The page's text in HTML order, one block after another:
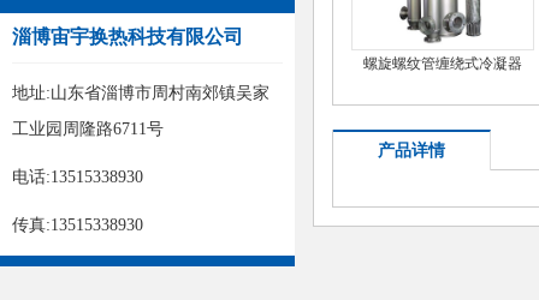
淄博宙宇换热科技有限公司
地址:山东省淄博市周村南郊镇吴家
工业园周隆路6711号
电话:13515338930
传真:13515338930
螺旋螺纹管缠绕式冷凝器
产品详情